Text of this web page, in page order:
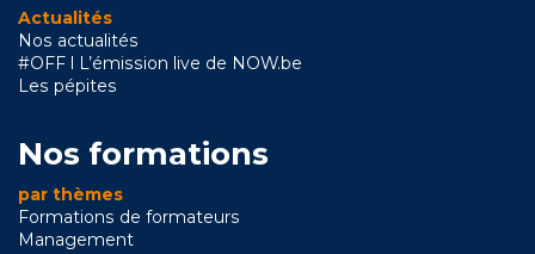
Actualités
Nos actualités
#OFF l L’émission live de NOW.be
Les pépites
Nos formations
par thèmes
Formations de formateurs
Management